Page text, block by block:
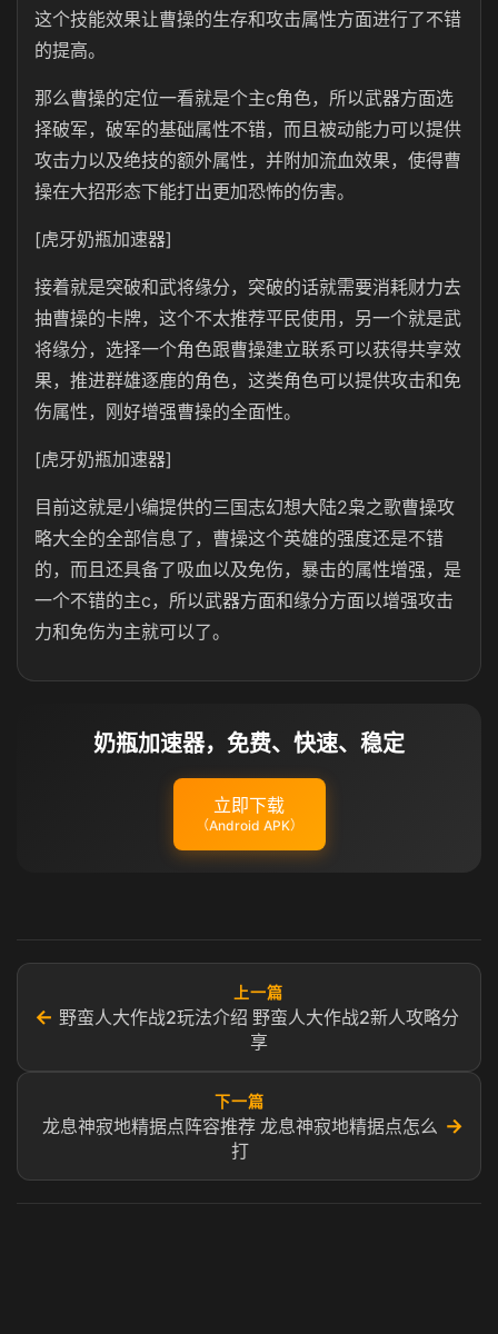
这个技能效果让曹操的生存和攻击属性方面进行了不错
的提高。
那么曹操的定位一看就是个主c角色，所以武器方面选
择破军，破军的基础属性不错，而且被动能力可以提供
攻击力以及绝技的额外属性，并附加流血效果，使得曹
操在大招形态下能打出更加恐怖的伤害。
[虎牙奶瓶加速器]
接着就是突破和武将缘分，突破的话就需要消耗财力去
抽曹操的卡牌，这个不太推荐平民使用，另一个就是武
将缘分，选择一个角色跟曹操建立联系可以获得共享效
果，推进群雄逐鹿的角色，这类角色可以提供攻击和免
伤属性，刚好增强曹操的全面性。
[虎牙奶瓶加速器]
目前这就是小编提供的三国志幻想大陆2枭之歌曹操攻
略大全的全部信息了，曹操这个英雄的强度还是不错
的，而且还具备了吸血以及免伤，暴击的属性增强，是
一个不错的主c，所以武器方面和缘分方面以增强攻击
力和免伤为主就可以了。
奶瓶加速器，免费、快速、稳定
立即下载
（Android APK）
←
上一篇
野蛮人大作战2玩法介绍 野蛮人大作战2新人攻略分
享
下一篇
龙息神寂地精据点阵容推荐 龙息神寂地精据点怎么
打​
→